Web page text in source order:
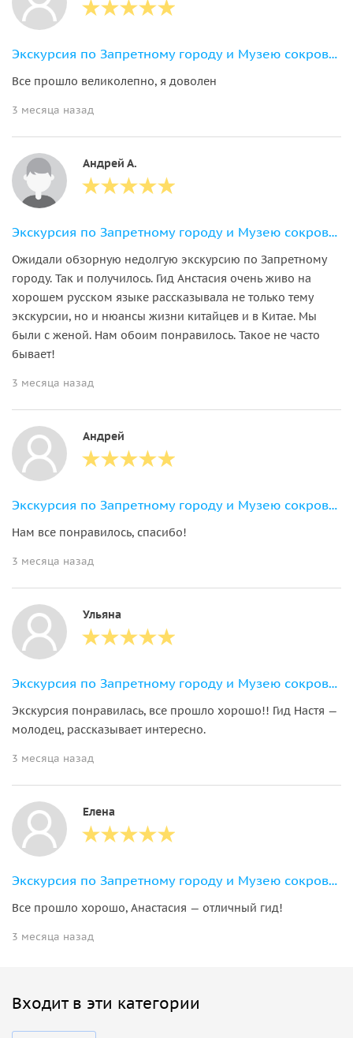
Экскурсия по Запретному городу и Музею сокровищ в группе
Все прошло великолепно, я доволен
3 месяца назад
Андрей А.
Экскурсия по Запретному городу и Музею сокровищ в группе
Ожидали обзорную недолгую экскурсию по Запретному
городу. Так и получилось. Гид Анстасия очень живо на
хорошем русском языке рассказывала не только тему
экскурсии, но и нюансы жизни китайцев и в Китае. Мы
были с женой. Нам обоим понравилось. Такое не часто
бывает!
3 месяца назад
Андрей
Экскурсия по Запретному городу и Музею сокровищ в группе
Нам все понравилось, спасибо!
3 месяца назад
Ульяна
Экскурсия по Запретному городу и Музею сокровищ в группе
Экскурсия понравилась, все прошло хорошо!! Гид Настя —
молодец, рассказывает интересно.
3 месяца назад
Елена
Экскурсия по Запретному городу и Музею сокровищ в группе
Все прошло хорошо, Анастасия — отличный гид!
3 месяца назад
Входит в эти категории